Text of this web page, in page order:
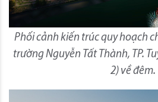
Phối cảnh kiến trúc quy hoạch
trường Nguyễn Tất Thành, TP.
2) về đêm.